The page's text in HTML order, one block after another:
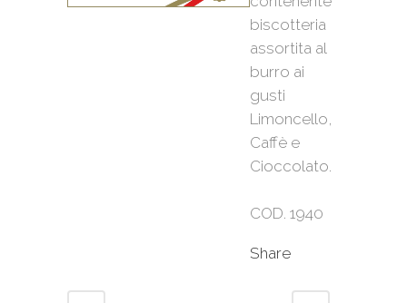
biscotteria
assortita al
burro ai
gusti
Limoncello,
Caffè e
Cioccolato.
COD. 1940
Share